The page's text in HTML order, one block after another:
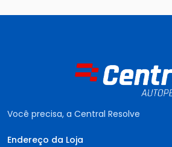
Você precisa, a Central Resolve
Endereço da Loja